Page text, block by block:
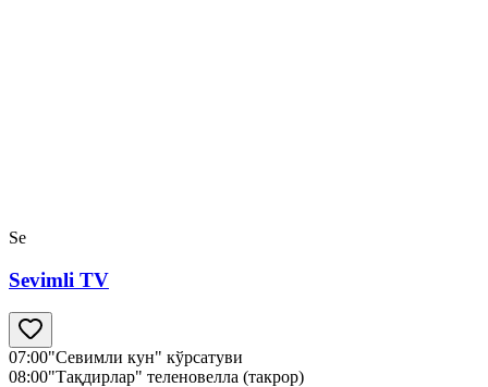
Se
Sevimli TV
07:00"Севимли кун" кўрсатуви
08:00"Тақдирлар" теленовелла (такрор)